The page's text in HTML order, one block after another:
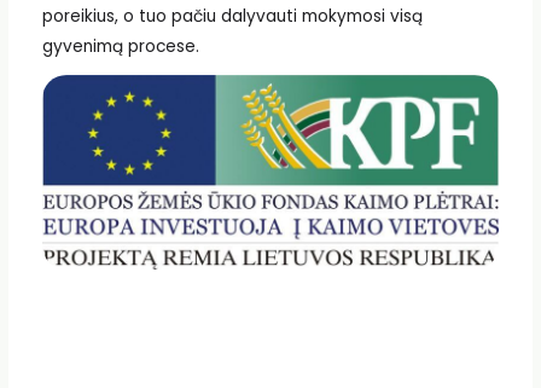
poreikius, o tuo pačiu dalyvauti mokymosi visą
gyvenimą procese.